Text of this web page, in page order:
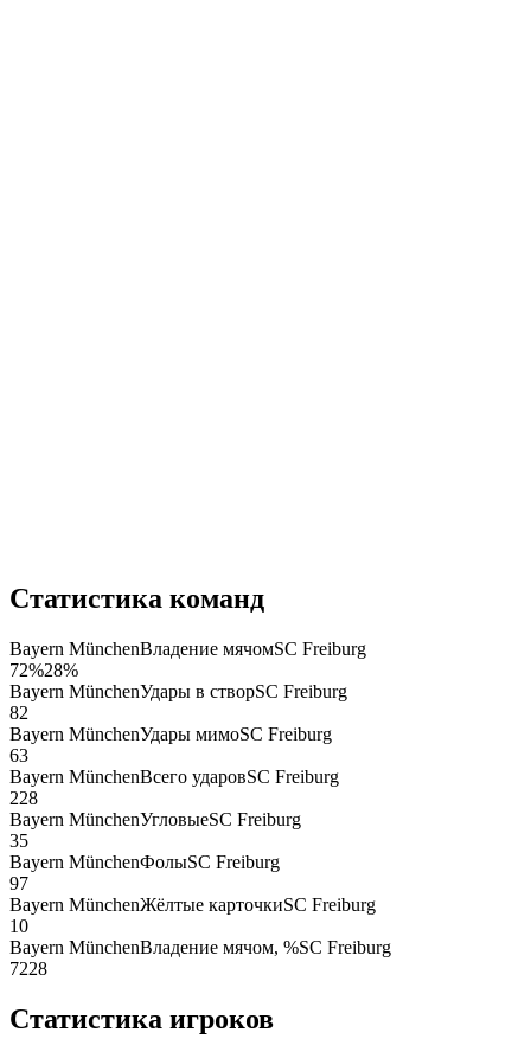
Статистика команд
Bayern MünchenВладение мячомSC Freiburg
72%28%
Bayern MünchenУдары в створSC Freiburg
82
Bayern MünchenУдары мимоSC Freiburg
63
Bayern MünchenВсего ударовSC Freiburg
228
Bayern MünchenУгловыеSC Freiburg
35
Bayern MünchenФолыSC Freiburg
97
Bayern MünchenЖёлтые карточкиSC Freiburg
10
Bayern MünchenВладение мячом, %SC Freiburg
7228
Статистика игроков